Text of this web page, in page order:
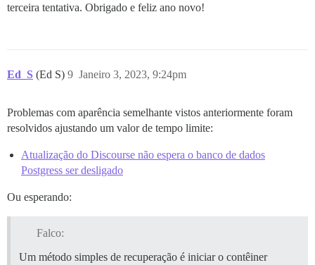
terceira tentativa. Obrigado e feliz ano novo!
Ed_S (Ed S) Janeiro 3, 2023, 9:24pm
9
Problemas com aparência semelhante vistos anteriormente foram
resolvidos ajustando um valor de tempo limite:
Atualização do Discourse não espera o banco de dados
Postgress ser desligado
Ou esperando:
Falco:
Um método simples de recuperação é iniciar o contêiner